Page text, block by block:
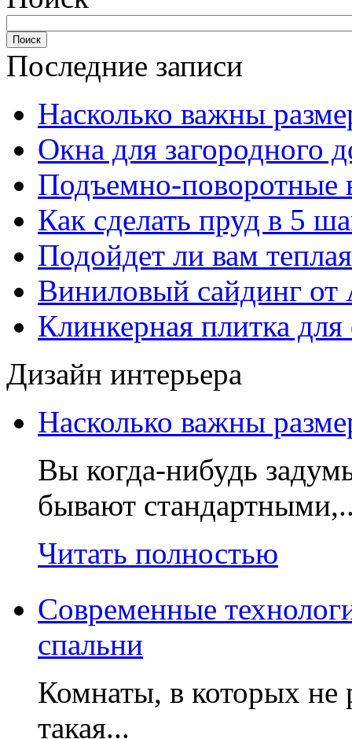
Последние записи
Насколько важны
Окна для загородного
Подъемно-поворотные
Как сделать пруд в 5
Подойдет ли вам
Виниловый сайдинг
Клинкерная плитка
Дизайн интерьера
Насколько важны
Вы когда-нибудь
бывают
Читать полностью
Современные
спальни
Комнаты, в которых не
такая...